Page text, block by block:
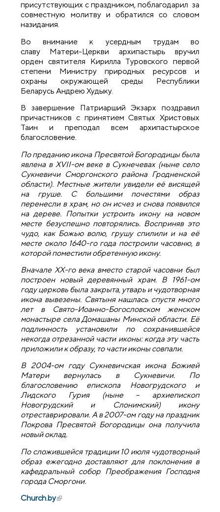
присутствующих с праздником, поблагодарил за
совместную молитву и обратился со словом
назидания.
Во внимание к усердным трудам во
славу Матери-Церкви архипастырь вручил
орден святителя Кирилла Туровского первой
степени Министру природных ресурсов и
охраны окружающей среды Республики
Беларусь Андрею Худыку.
В завершение Патриарший Экзарх поздравил
причастников с принятием Святых Христовых
Таин и преподал всем архипастырское
благословение.
По преданию икона Пресвятой Богородицы была
явлена в XVII-ом веке в Сукнечевах (ныне село
Сукневичи Сморгонского района Гродненской
области). Местные жители увидели её висящей
на груше. С большими почестями образ
перенесли в храм, но он исчез и снова появился
на дереве. Попытки устроить икону на новом
месте безуспешно повторялись. Восприняв это
чудо, как Божью волю, грушу спилили и на её
месте около 1640-го года построили часовню, в
которой поместили обретенную икону.
Вначале ХХ-го века вместо старой часовни был
построен новый деревянный храм. В 1961-ом
году церковь была закрыта, утварь и чудотворная
икона вывезены. Святыня нашлась спустя много
лет в Свято-Иоанно-Богословском женском
монастыре села Домашаны Минской области. Её
подлинность установили по сохранившейся
некогда отрезанной части иконы: когда эту часть
приложили к образу, то части иконы совпали.
В 2004-ом году Сукневичская икона Божией
Матери вернулась в Сукневичи. По
благословению епископа Новогрудского и
Лидского Гурия (ныне – архиепископ
Новогрудский и Слонимский) икону
отреставрировали. А в 2007-ом году на праздник
Покрова Пресвятой Богородицы она получила
новый оклад.
По сложившейся традиции 10 июля чудотворный
образ ежегодно доставляют для поклонения в
кафедральный собор Преображения Господня
города Сморгони.
Church.by(внешняя ссылка)